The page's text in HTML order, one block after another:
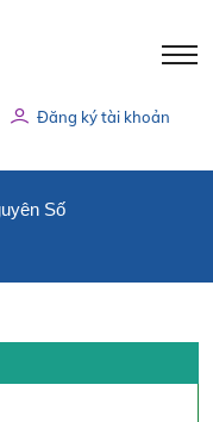
Đăng ký tài khoản
Số